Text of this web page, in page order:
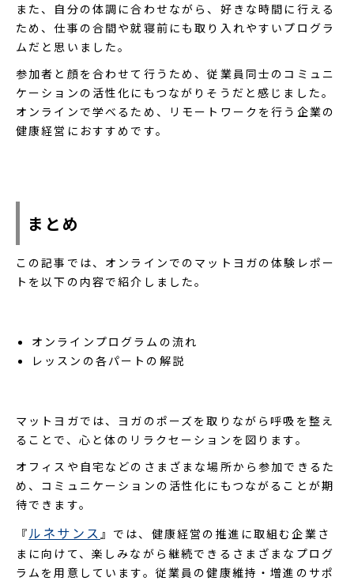
また、自分の体調に合わせながら、好きな時間に行える
ため、仕事の合間や就寝前にも取り入れやすいプログラ
ムだと思いました。
参加者と顔を合わせて行うため、従業員同士のコミュニ
ケーションの活性化にもつながりそうだと感じました。
オンラインで学べるため、リモートワークを行う企業の
健康経営におすすめです。
まとめ
この記事では、オンラインでのマットヨガの体験レポー
トを以下の内容で紹介しました。
オンラインプログラムの流れ
レッスンの各パートの解説
マットヨガでは、ヨガのポーズを取りながら呼吸を整え
ることで、心と体のリラクセーションを図ります。
オフィスや自宅などのさまざまな場所から参加できるた
め、コミュニケーションの活性化にもつながることが期
待できます。
『ルネサンス 』では、健康経営の推進に取組む企業さ
まに向けて、楽しみながら継続できるさまざまなプログ
ラムを用意しています。従業員の健康維持・増進のサポ